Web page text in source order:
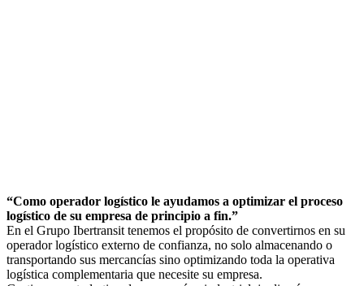
“Como operador logístico le ayudamos a optimizar el proceso
logístico de su empresa de principio a fin.”
En el Grupo Ibertransit tenemos el propósito de convertirnos en su
operador logístico externo de confianza, no solo almacenando o
transportando sus mercancías sino optimizando toda la operativa
logística complementaria que necesite su empresa.